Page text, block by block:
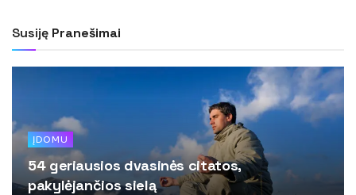
Susiję Pranešimai
ĮDOMU
54 geriausios dvasinės citatos,
pakylėjančios sielą